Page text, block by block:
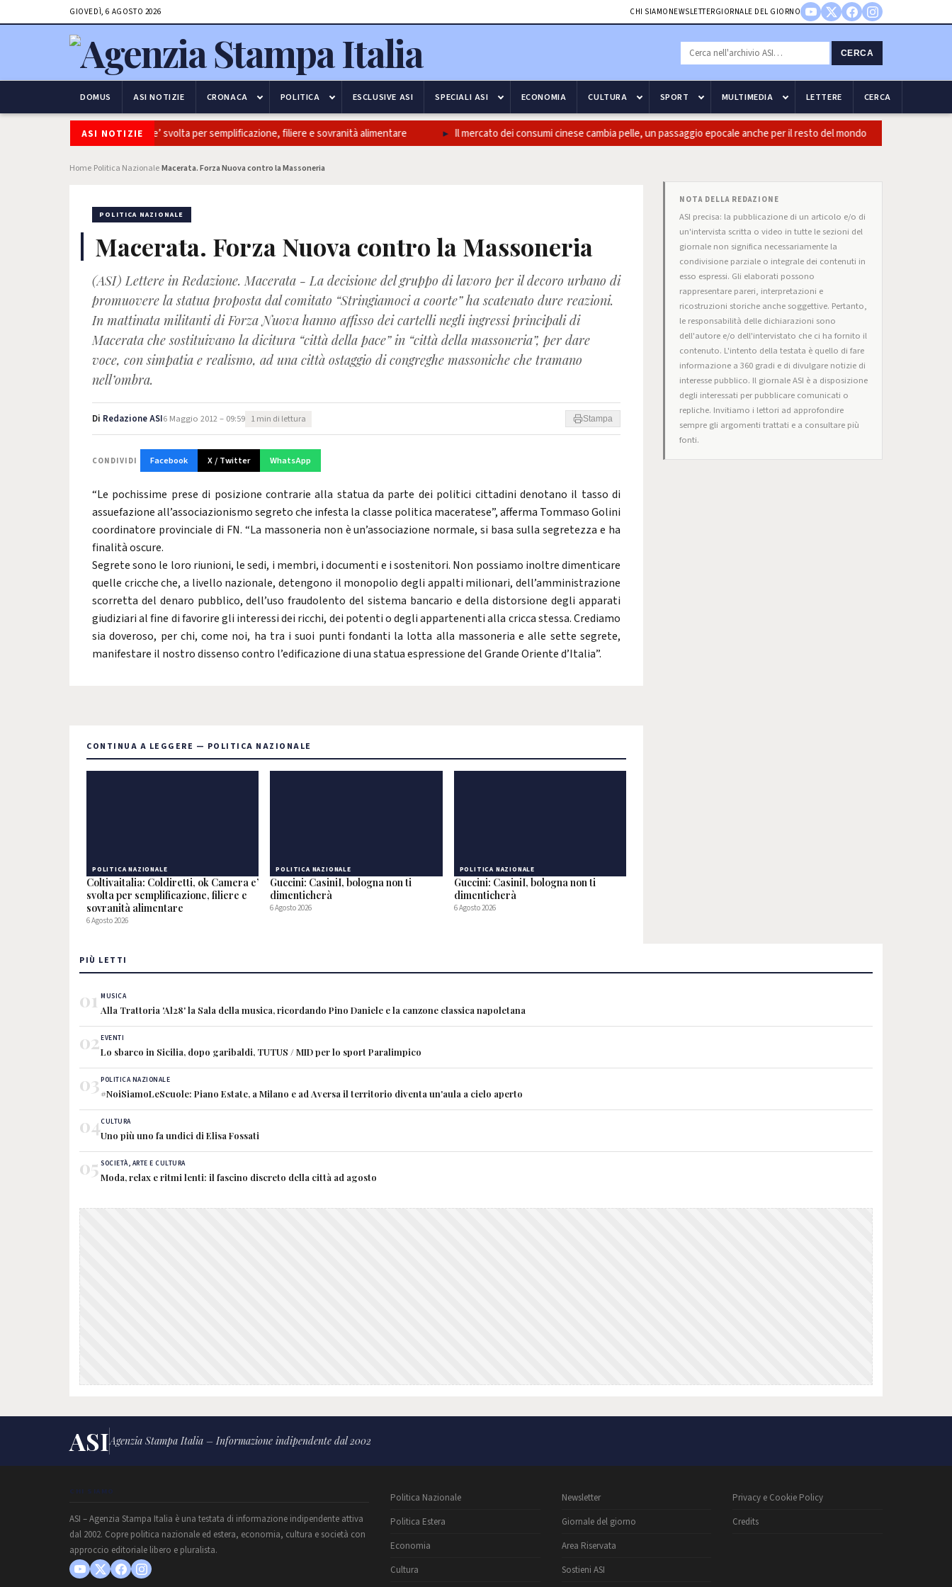
GIOVEDÌ, 6 AGOSTO 2026 CHI SIAMO NEWSLETTERGIORNALE DEL GIORNO
CERCA
DOMUS ASI NOTIZIE CRONACA POLITICA ESCLUSIVE ASI SPECIALI ASI ECONOMIA CULTURA SPORT MULTIMEDIA LETTERE CERCA
ASI NOTIZIE
Coldiretti, ok Camera e’ svolta per semplificazione, filiere e sovranità alimentare Il mercato dei consumi cinese cambia pelle, un passaggio epocale anche per il resto del mondo
Home Politica NazionaleMacerata. Forza Nuova contro la Massoneria
POLITICA NAZIONALE
Macerata. Forza Nuova contro la Massoneria
(ASI) Lettere in Redazione. Macerata - La decisione del gruppo di lavoro per il decoro urbano di
promuovere la statua proposta dal comitato “Stringiamoci a coorte” ha scatenato dure reazioni.
In mattinata militanti di Forza Nuova hanno affisso dei cartelli negli ingressi principali di
Macerata che sostituivano la dicitura “città della pace” in “città della massoneria”, per dare
voce, con simpatia e realismo, ad una città ostaggio di congreghe massoniche che tramano
nell’ombra.
Di Redazione ASI6 Maggio 2012 – 09:59 1 min di lettura Stampa
CONDIVIDI Facebook X / Twitter WhatsApp
“Le pochissime prese di posizione contrarie alla statua da parte dei politici cittadini denotano il tasso di
assuefazione all’associazionismo segreto che infesta la classe politica maceratese”, afferma Tommaso Golini
coordinatore provinciale di FN. “La massoneria non è un’associazione normale, si basa sulla segretezza e ha
finalità oscure.
Segrete sono le loro riunioni, le sedi, i membri, i documenti e i sostenitori. Non possiamo inoltre dimenticare
quelle cricche che, a livello nazionale, detengono il monopolio degli appalti milionari, dell’amministrazione
scorretta del denaro pubblico, dell’uso fraudolento del sistema bancario e della distorsione degli apparati
giudiziari al fine di favorire gli interessi dei ricchi, dei potenti o degli appartenenti alla cricca stessa. Crediamo
sia doveroso, per chi, come noi, ha tra i suoi punti fondanti la lotta alla massoneria e alle sette segrete,
manifestare il nostro dissenso contro l’edificazione di una statua espressione del Grande Oriente d’Italia”.
NOTA DELLA REDAZIONE
ASI precisa: la pubblicazione di un articolo e/o di
un'intervista scritta o video in tutte le sezioni del
giornale non significa necessariamente la
condivisione parziale o integrale dei contenuti in
esso espressi. Gli elaborati possono
rappresentare pareri, interpretazioni e
ricostruzioni storiche anche soggettive. Pertanto,
le responsabilità delle dichiarazioni sono
dell'autore e/o dell'intervistato che ci ha fornito il
contenuto. L'intento della testata è quello di fare
informazione a 360 gradi e di divulgare notizie di
interesse pubblico. Il giornale ASI è a disposizione
degli interessati per pubblicare comunicati o
repliche. Invitiamo i lettori ad approfondire
sempre gli argomenti trattati e a consultare più
fonti.
CONTINUA A LEGGERE — POLITICA NAZIONALE
POLITICA NAZIONALE
Coltivaitalia: Coldiretti, ok Camera e’
svolta per semplificazione, filiere e
sovranità alimentare
6 Agosto 2026
POLITICA NAZIONALE
Guccini: CasiniI, bologna non ti
dimenticherà
6 Agosto 2026
POLITICA NAZIONALE
Guccini: CasiniI, bologna non ti
dimenticherà
6 Agosto 2026
PIÙ LETTI
01 MUSICA
Alla Trattoria 'Al28' la Sala della musica, ricordando Pino Daniele e la canzone classica napoletana
02EVENTI
Lo sbarco in Sicilia, dopo garibaldi, TUTUS / MID per lo sport Paralimpico
03POLITICA NAZIONALE
#NoiSiamoLeScuole: Piano Estate, a Milano e ad Aversa il territorio diventa un'aula a cielo aperto
04CULTURA
Uno più uno fa undici di Elisa Fossati
05 SOCIETÀ, ARTE E CULTURA
Moda, relax e ritmi lenti: il fascino discreto della città ad agosto
ASIAgenzia Stampa Italia – Informazione indipendente dal 2002
CHI SIAMO
ASI – Agenzia Stampa Italia è una testata di informazione indipendente attiva
dal 2002. Copre politica nazionale ed estera, economia, cultura e società con
approccio editoriale libero e pluralista.
Politica Nazionale
Politica Estera
Economia
Cultura
Newsletter
Giornale del giorno
Area Riservata
Sostieni ASI
Privacy e Cookie Policy
Credits